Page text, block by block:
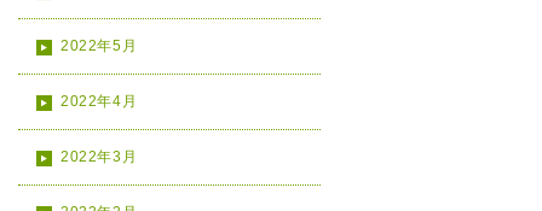
2022年5月
2022年4月
2022年3月